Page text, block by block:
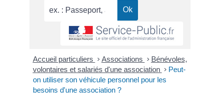
Accueil particuliers > Associations > Bénévoles,
volontaires et salariés d'une association > Peut-
on utiliser son véhicule personnel pour les
besoins d'une association ?